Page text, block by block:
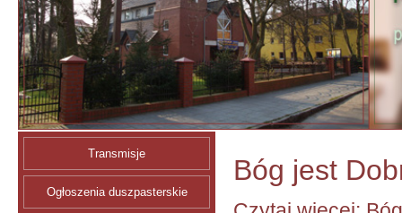
Transmisje
Ogłoszenia duszpasterskie
Bóg jest